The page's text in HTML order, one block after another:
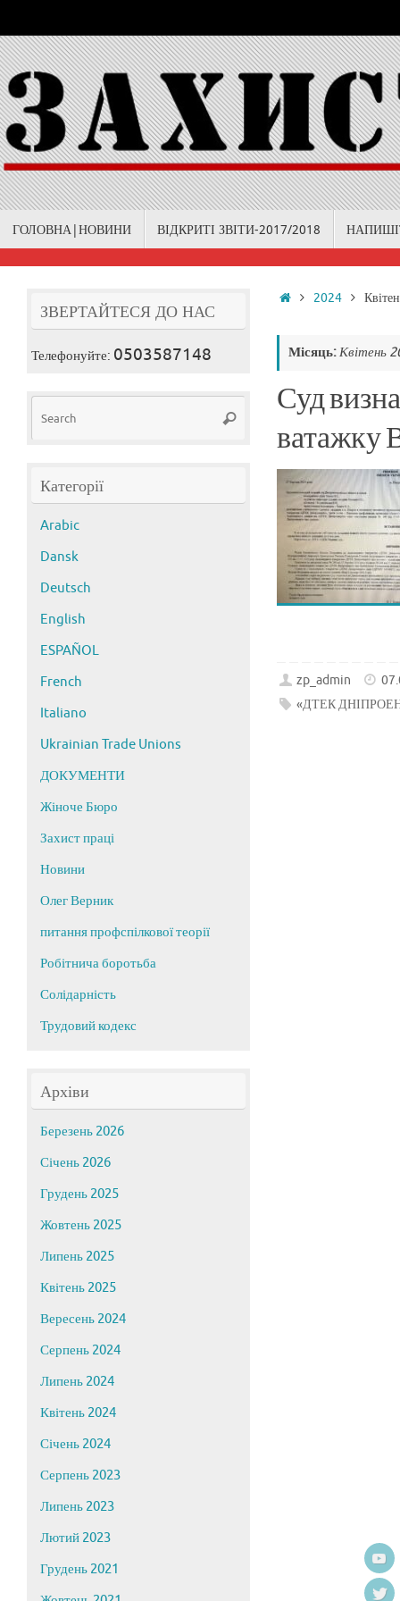
to
content
ГОЛОВНА|НОВИНИ ВІДКРИТІ ЗВІТИ-2017/2018
Home2024
Місяць:Квітень
Суд
ватажку
zp_admin
«ДТЕК
ЗВЕРТАЙТЕСЯ ДО НАС
Телефонуйте: 0503587148
Search
Search
Категорії
Arabic
Dansk
Deutsch
English
ESPAÑOL
French
Italiano
Ukrainian Trade Unions
ДОКУМЕНТИ
Жіноче Бюро
Захист праці
Новини
Олег Верник
питання профспілкової теорії
Робітнича боротьба
Солідарність
Трудовий кодекс
Архіви
Березень 2026
Січень 2026
Грудень 2025
Жовтень 2025
Липень 2025
Квітень 2025
Вересень 2024
Серпень 2024
Липень 2024
Квітень 2024
Січень 2024
Серпень 2023
Липень 2023
Лютий 2023
Грудень 2021